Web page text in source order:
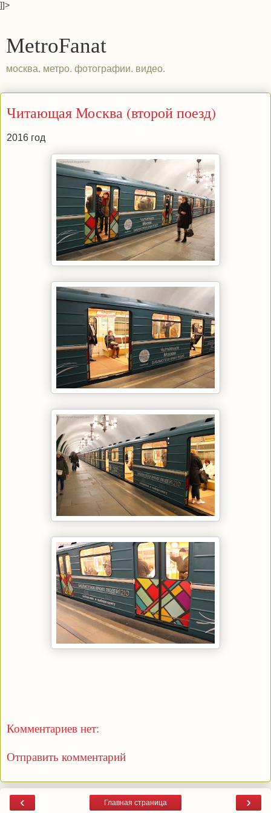
]]>
MetroFanat
москва. метро. фотографии. видео.
Читающая Москва (второй поезд)
2016 год
Комментариев нет:
Отправить комментарий
‹ ›
Главная страница